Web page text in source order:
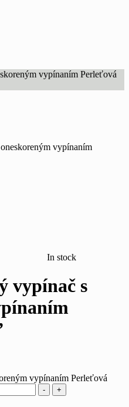
vypínaním
In stock
vypínač s
vypínaním Perleťová
-
+